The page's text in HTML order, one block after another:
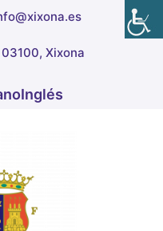
Xixona
Inglés